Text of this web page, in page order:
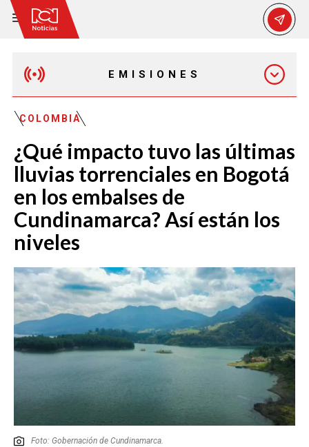
EMISIONES
EMISIÓN 12:30 PM
EMISIÓN 7:00 PM
COLOMBIA
¿Qué impacto tuvo las últimas
lluvias torrenciales en Bogotá
en los embalses de
Cundinamarca? Así están los
niveles
Foto: Gobernación de Cundinamarca.